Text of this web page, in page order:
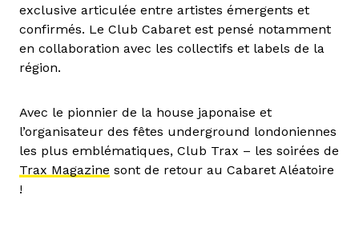
exclusive articulée entre artistes émergents et
confirmés. Le Club Cabaret est pensé notamment
en collaboration avec les collectifs et labels de la
région.
Avec le pionnier de la house japonaise et
l’organisateur des fêtes underground londoniennes
les plus emblématiques, Club Trax – les soirées de
Trax Magazine sont de retour au Cabaret Aléatoire
!